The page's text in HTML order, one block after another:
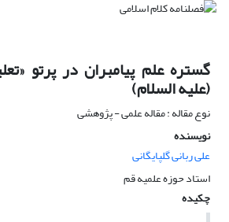
گستره علم پیامبران در پرتو
(علیه السلام)
نوع مقاله : مقاله علمی - پژوهشی
نویسنده
علی ربانی گلپایگانی
استاد حوزه علمیه قم
چکیده